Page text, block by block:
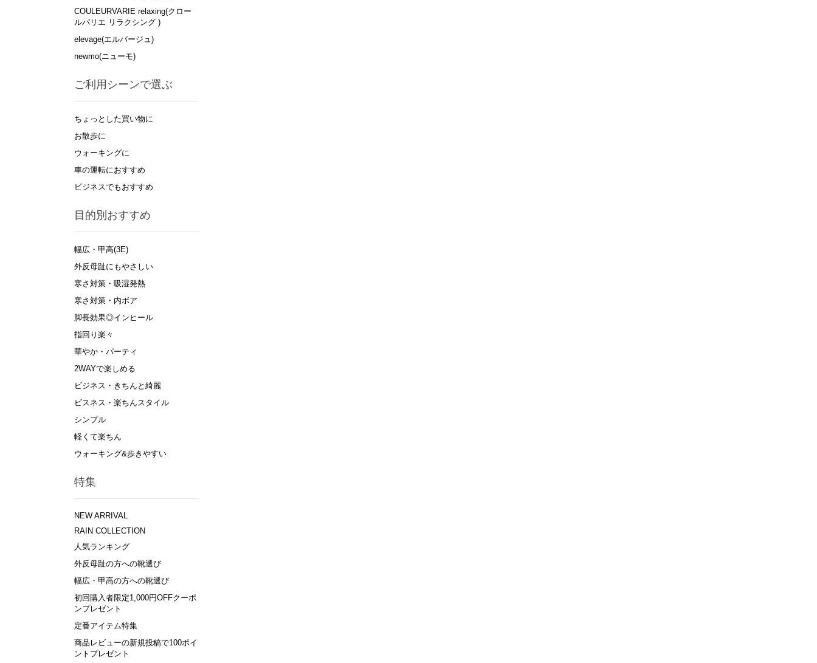
COULEURVARIE relaxing(クロー
ルバリエ リラクシング )
elevage(エルバージュ)
newmo(ニューモ)
ご利用シーンで選ぶ
ちょっとした買い物に
お散歩に
ウォーキングに
車の運転におすすめ
ビジネスでもおすすめ
目的別おすすめ
幅広・甲高(3E)
外反母趾にもやさしい
寒さ対策・吸湿発熱
寒さ対策・内ボア
脚長効果◎インヒール
指回り楽々
華やか・パーティ
2WAYで楽しめる
ビジネス・きちんと綺麗
ビスネス・楽ちんスタイル
シンプル
軽くて楽ちん
ウォーキング&歩きやすい
特集
NEW ARRIVAL
RAIN COLLECTION
人気ランキング
外反母趾の方への靴選び
幅広・甲高の方への靴選び
初回購入者限定1,000円OFFクーポ
ンプレゼント
定番アイテム特集
商品レビューの新規投稿で100ポイ
ントプレゼント